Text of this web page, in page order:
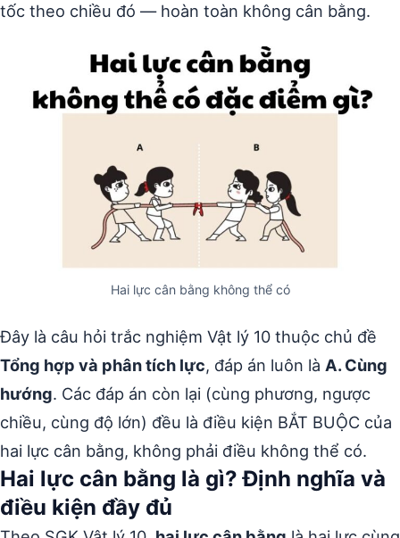
tốc theo chiều đó — hoàn toàn không cân bằng.
Hai lực cân bằng không thể có
Đây là câu hỏi trắc nghiệm Vật lý 10 thuộc chủ đề
Tổng hợp và phân tích lực, đáp án luôn là A. Cùng
hướng. Các đáp án còn lại (cùng phương, ngược
chiều, cùng độ lớn) đều là điều kiện BẮT BUỘC của
hai lực cân bằng, không phải điều không thể có.
Hai lực cân bằng là gì? Định nghĩa và
điều kiện đầy đủ